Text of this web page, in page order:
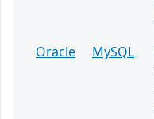
Oracle
MySQL